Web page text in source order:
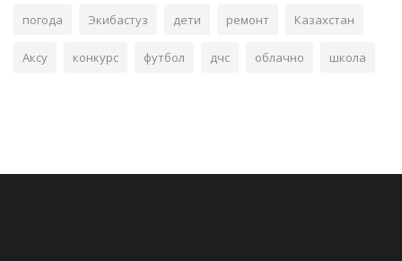
погода Экибастуз дети ремонт Казахстан
Аксу конкурс футбол дчс облачно школа